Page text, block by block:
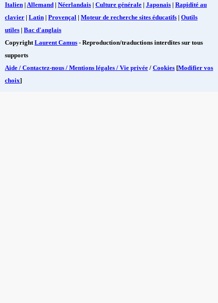
Italien | Allemand | Néerlandais | Culture générale | Japonais | Rapidité au
clavier | Latin | Provençal | Moteur de recherche sites éducatifs | Outils
utiles | Bac d'anglais
CopyrightLaurent Camus - Reproduction/traductions interdites sur tous
supports
Aide / Contactez-nous / Mentions légales / Vie privée / Cookies [Modifier vos
choix]